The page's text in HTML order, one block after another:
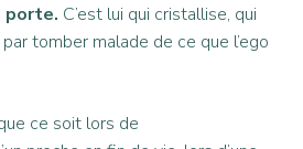
porte. C’est lui qui cristallise, qui
tomber malade de ce que l’ego
ce soit lors de